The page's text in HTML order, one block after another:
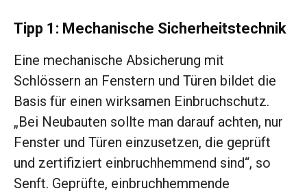
Tipp 1: Mechanische Sicherheitstechnik
Eine mechanische Absicherung mit
Schlössern an Fenstern und Türen bildet die
Basis für einen wirksamen Einbruchschutz.
„Bei Neubauten sollte man darauf achten, nur
Fenster und Türen einzusetzen, die geprüft
und zertifiziert einbruchhemmend sind“, so
Senft. Geprüfte, einbruchhemmende